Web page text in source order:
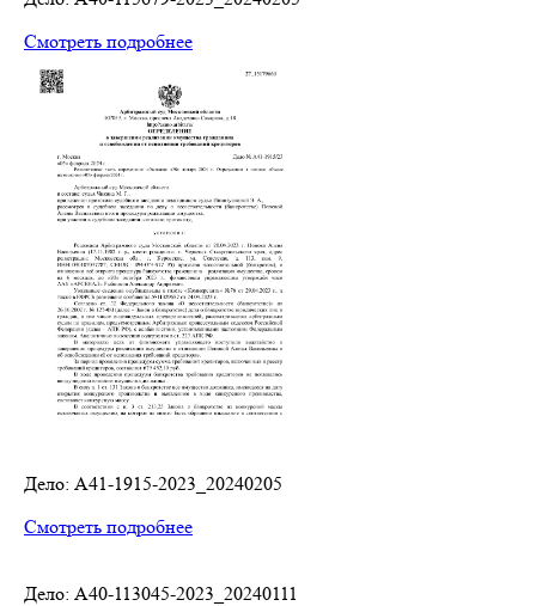
Смотреть подробнее
Дело: A41-1915-2023_20240205
Смотреть подробнее
Дело: A40-113045-2023_20240111